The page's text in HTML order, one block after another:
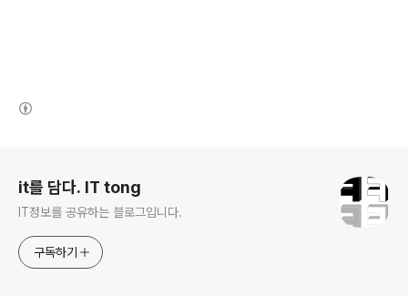
it를 담다. IT tong
IT정보를 공유하는 블로그입니다.
구독하기